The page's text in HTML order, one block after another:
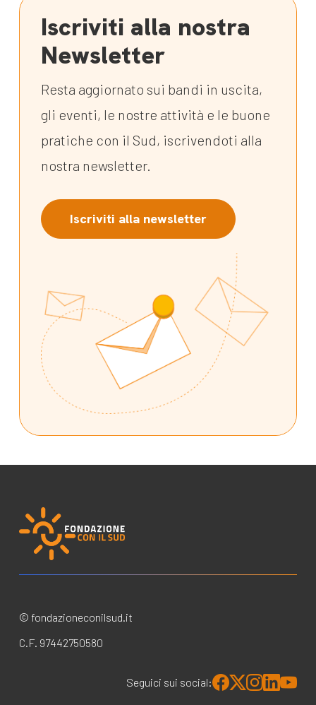
Iscriviti alla nostra
Newsletter
Resta aggiornato sui bandi in uscita,
gli eventi, le nostre attività e le buone
pratiche con il Sud, iscrivendoti alla
nostra newsletter.
Iscriviti alla newsletter
© fondazioneconilsud.it
C.F. 97442750580
Seguici sui social: